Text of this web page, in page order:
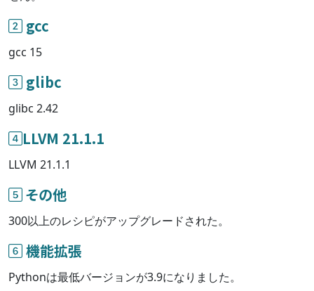
gcc
gcc 15
glibc
glibc 2.42
LLVM 21.1.1
LLVM 21.1.1
その他
300以上のレシピがアップグレードされた。
機能拡張
Pythonは最低バージョンが3.9になりました。